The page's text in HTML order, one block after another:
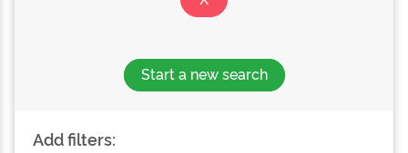
Start a new search
Add filters: